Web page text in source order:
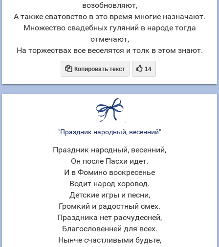
возобновляют,
А также сватовство в это время многие назначают.
Множество свадебных гуляний в народе тогда
отмечают,
На торжествах все веселятся и толк в этом знают.
 Копировать текст  14
"Праздник народный, весенний"
Праздник народный, весенний,
Он после Пасхи идет.
И в Фомино воскресенье
Водит народ хоровод.
Детские игры и песни,
Громкий и радостный смех.
Праздника нет расчудесней,
Благословенней для всех.
Нынче счастливыми будьте,